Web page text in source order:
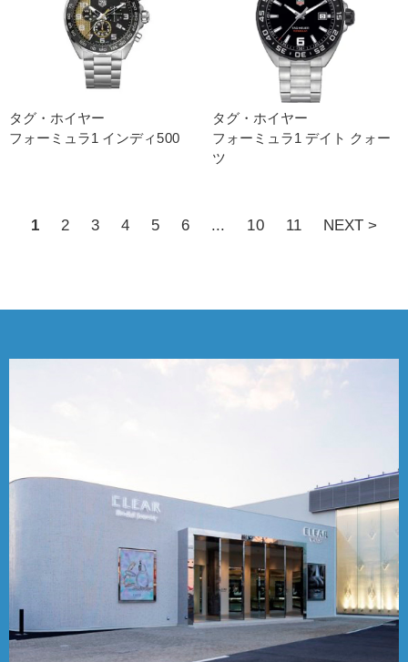
タグ・ホイヤー
フォーミュラ1 インディ500
タグ・ホイヤー
フォーミュラ1 デイト クォー
ツ
1 2 3 4 5 6 ... 10 11 NEXT >